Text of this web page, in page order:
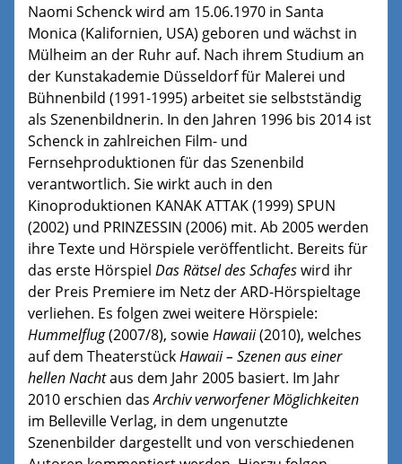
Naomi Schenck wird am 15.06.1970 in Santa
Monica (Kalifornien, USA) geboren und wächst in
Mülheim an der Ruhr auf. Nach ihrem Studium an
der Kunstakademie Düsseldorf für Malerei und
Bühnenbild (1991-1995) arbeitet sie selbstständig
als Szenenbildnerin. In den Jahren 1996 bis 2014 ist
Schenck in zahlreichen Film- und
Fernsehproduktionen für das Szenenbild
verantwortlich. Sie wirkt auch in den
Kinoproduktionen KANAK ATTAK (1999) SPUN
(2002) und PRINZESSIN (2006) mit. Ab 2005 werden
ihre Texte und Hörspiele veröffentlicht. Bereits für
das erste Hörspiel Das Rätsel des Schafeswird ihr
der Preis Premiere im Netz der ARD-Hörspieltage
verliehen. Es folgen zwei weitere Hörspiele:
Hummelflug(2007/8), sowieHawaii(2010), welches
auf dem TheaterstückHawaii – Szenen aus einer
hellen Nachtaus dem Jahr 2005 basiert. Im Jahr
2010 erschien dasArchiv verworfener Möglichkeiten
im Belleville Verlag, in dem ungenutzte
Szenenbilder dargestellt und von verschiedenen